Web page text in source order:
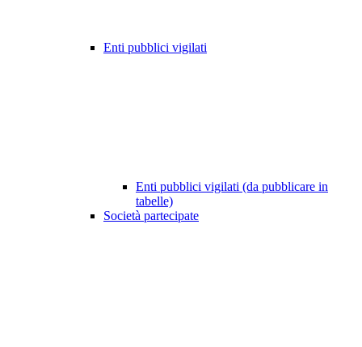
Enti pubblici vigilati
Enti pubblici vigilati (da pubblicare in
tabelle)
Società partecipate